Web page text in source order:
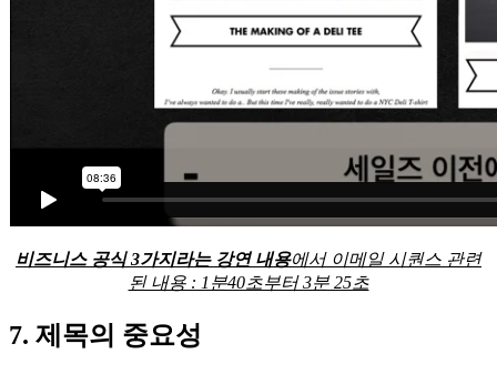
비즈니스 공식 3가지라는 강연 내용에서 이메일 시퀀스 관련
된 내용 : 1분40초부터 3분 25초
7. 제목의 중요성